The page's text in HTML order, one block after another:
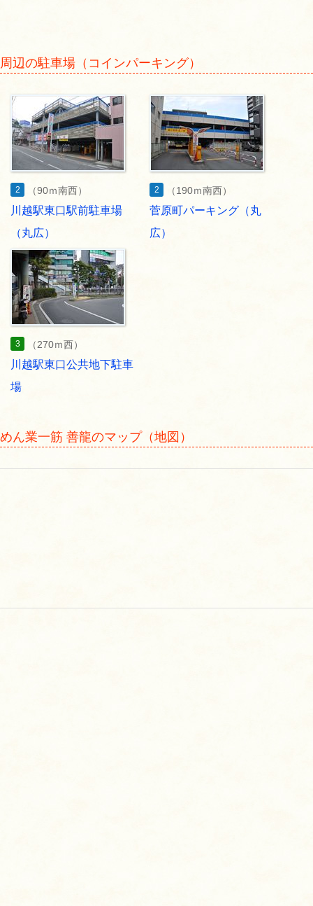
周辺の駐車場（コインパーキング）
2 （90ｍ南西）
川越駅東口駅前駐車場
（丸広）
2 （190ｍ南西）
菅原町パーキング（丸
広）
3 （270ｍ西）
川越駅東口公共地下駐車
場
めん業一筋 善龍のマップ（地図）